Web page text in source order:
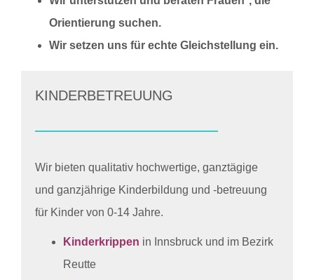
Orientierung suchen.
Wir setzen uns für echte Gleichstellung ein.
KINDERBETREUUNG
Wir bieten qualitativ hochwertige, ganztägige
und ganzjährige Kinderbildung und -betreuung
für Kinder von 0-14 Jahre.
Kinderkrippen in Innsbruck und im Bezirk
Reutte